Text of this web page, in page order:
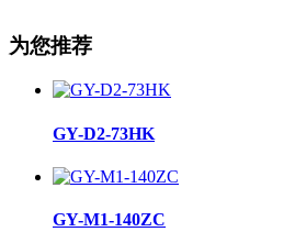
为您推荐
GY-D2-73HK
GY-M1-140ZC